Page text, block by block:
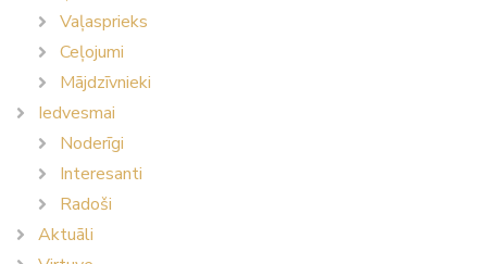
Vaļasprieks
Ceļojumi
Mājdzīvnieki
Iedvesmai
Noderīgi
Interesanti
Radoši
Aktuāli